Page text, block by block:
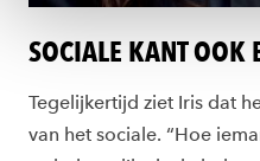
SOCIALE KANT OOK
Tegelijkertijd ziet Iris dat
van het sociale. “Hoe